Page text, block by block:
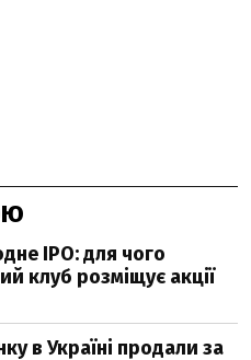
IPO: для чого
клуб розміщує акції
в Україні продали за